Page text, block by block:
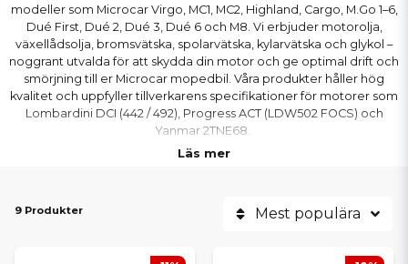
modeller som Microcar Virgo, MC1, MC2, Highland, Cargo, M.Go 1–6,
Dué First, Dué 2, Dué 3, Dué 6 och M8. Vi erbjuder motorolja,
växellådsolja, bromsvätska, spolarvätska, kylarvätska och glykol –
noggrant utvalda för att skydda din motor och ge optimal drift och
smörjning till er Microcar mopedbil. Våra produkter håller hög
kvalitet och uppfyller tillverkarens specifikationer för motorer som
Lombardini DCI (442 / 492), Progress ACT (LDW502 FOCS) och
Yanmar 2TNE68.
Läs mer
9 Produkter Mest populära